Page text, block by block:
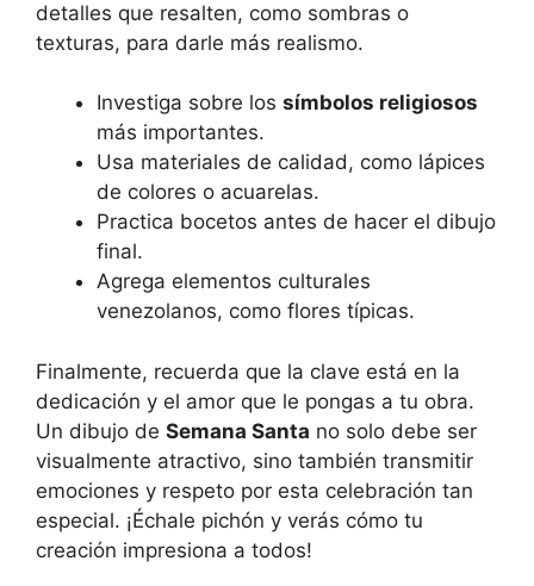
detalles que resalten, como sombras o
texturas, para darle más realismo.
Investiga sobre los símbolos religiosos
más importantes.
Usa materiales de calidad, como lápices
de colores o acuarelas.
Practica bocetos antes de hacer el dibujo
final.
Agrega elementos culturales
venezolanos, como flores típicas.
Finalmente, recuerda que la clave está en la
dedicación y el amor que le pongas a tu obra.
Un dibujo de Semana Santa no solo debe ser
visualmente atractivo, sino también transmitir
emociones y respeto por esta celebración tan
especial. ¡Échale pichón y verás cómo tu
creación impresiona a todos!